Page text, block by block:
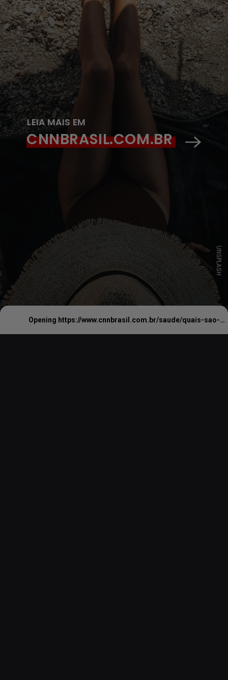
UNSPLASH
LEIA MAIS EM
CNNBRASIL.COM.BR
Opening https://www.cnnbrasil.com.br/saude/quais-sao-as-doencas-de-pele-comuns-no-verao-e-como-evita-las/